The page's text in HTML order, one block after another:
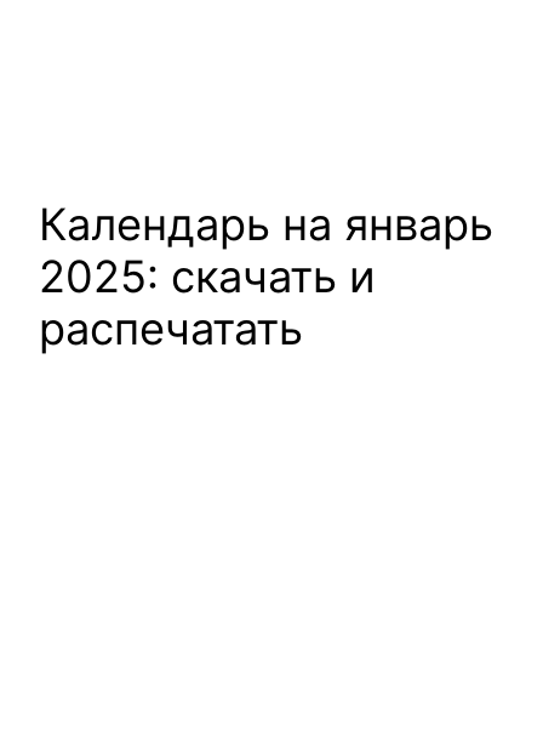
Календарь на январь
2025: скачать и
распечатать